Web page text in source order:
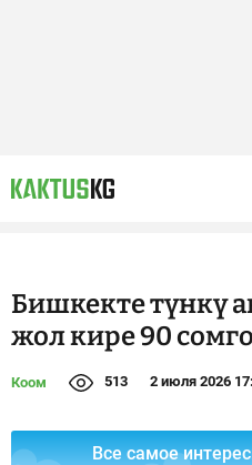
Бишкекте түнкү
жол кире 90
Коом 513 2 июля 2026
Все самое